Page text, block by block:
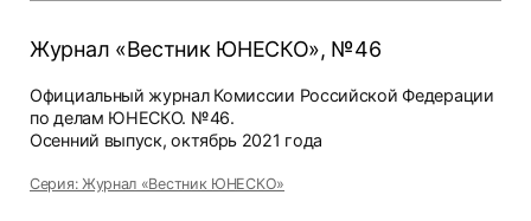
Журнал «Вестник ЮНЕСКО», №46
Официальный журнал Комиссии Российской Федерации
по делам ЮНЕСКО. №46.
Осенний выпуск, октябрь 2021 года
Серия: Журнал «Вестник ЮНЕСКО»